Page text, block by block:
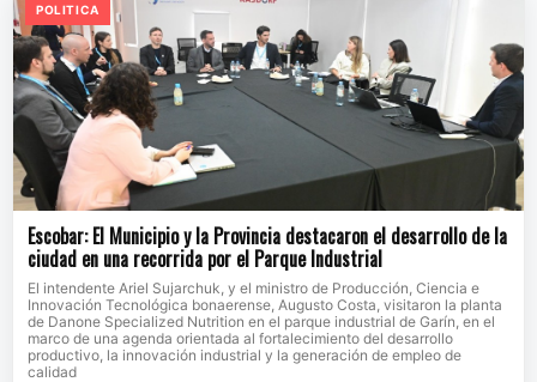
POLITICA
Escobar: El Municipio y la Provincia destacaron el desarrollo de la
ciudad en una recorrida por el Parque Industrial
El intendente Ariel Sujarchuk, y el ministro de Producción, Ciencia e
Innovación Tecnológica bonaerense, Augusto Costa, visitaron la planta
de Danone Specialized Nutrition en el parque industrial de Garín, en el
marco de una agenda orientada al fortalecimiento del desarrollo
productivo, la innovación industrial y la generación de empleo de
calidad